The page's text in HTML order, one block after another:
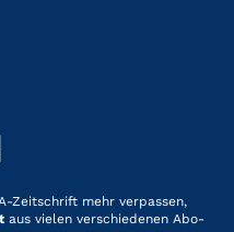
Zeitschrift mehr verpassen,
aus vielen verschiedenen Abo-